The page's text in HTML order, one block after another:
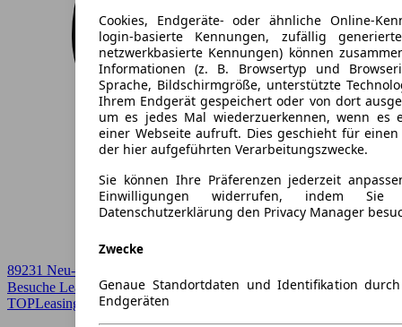
Cookies, Endgeräte- oder ähnliche Online-
login-basierte Kennungen, zufällig
netzwerkbasierte Kennungen) können
Informationen (z. B. Browsertyp und
Sprache, Bildschirmgröße, unterstützte
Ihrem Endgerät gespeichert oder von dort
um es jedes Mal wiederzuerkennen, wenn es
einer Webseite aufruft. Dies geschieht für
der hier aufgeführten Verarbeitungszwecke.
Sie können Ihre Präferenzen jederzeit
Einwilligungen widerrufen, indem
Datenschutzerklärung den Privacy Manager
Zwecke
Genaue Standortdaten und Identifikation
Endgeräten
89231 Neu-Ulm
Besuche Leasingmarkt➚
TOPLeasing